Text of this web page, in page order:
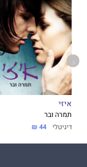
איזי
תמרה ובר
דיגיטלי 44 ₪